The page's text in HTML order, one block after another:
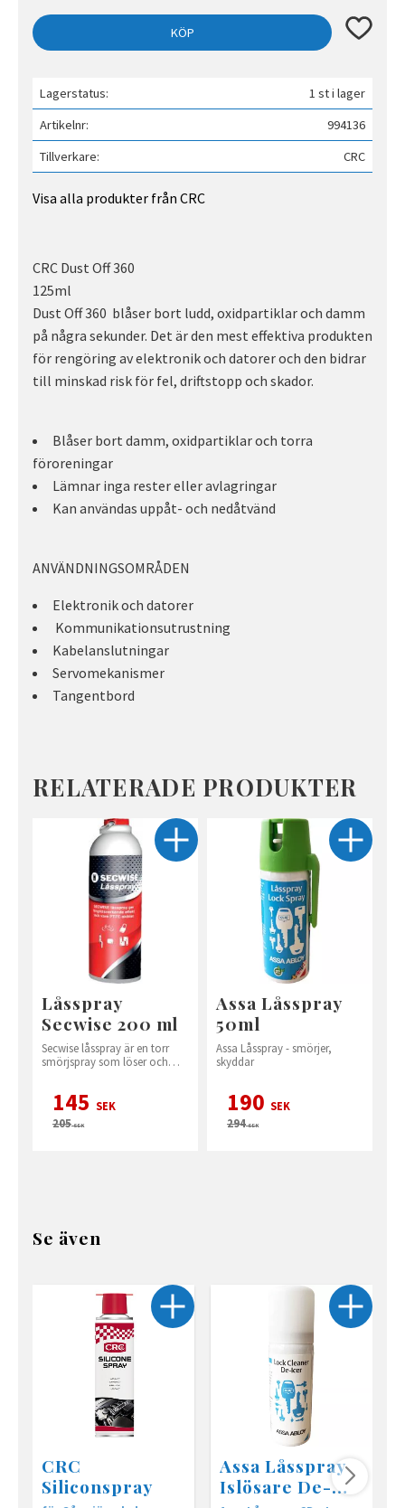
KÖP Lägg till
Lagerstatus
1 st i lager
Artikelnr
994136
Tillverkare
CRC
Visa alla produkter från CRC
CRC Dust Off 360
125ml
Dust Off 360 blåser bort ludd, oxidpartiklar och damm
på några sekunder. Det är den mest effektiva produkten
för rengöring av elektronik och datorer och den bidrar
till minskad risk för fel, driftstopp och skador.
Blåser bort damm, oxidpartiklar och torra
föroreningar
Lämnar inga rester eller avlagringar
Kan användas uppåt- och nedåtvänd
ANVÄNDNINGSOMRÅDEN
Elektronik och datorer
Kommunikationsutrustning
Kabelanslutningar
Servomekanismer
Tangentbord
RELATERADE PRODUKTER
Låsspray
Secwise 200 ml
Secwise låsspray är en torr
smörjspray som löser och
145 SEK
205SEK
Assa Låsspray
50ml
Assa Låsspray - smörjer,
skyddar
190 SEK
294SEK
Se även
CRC
Siliconspray
Assa Låsspray
Islösare De-